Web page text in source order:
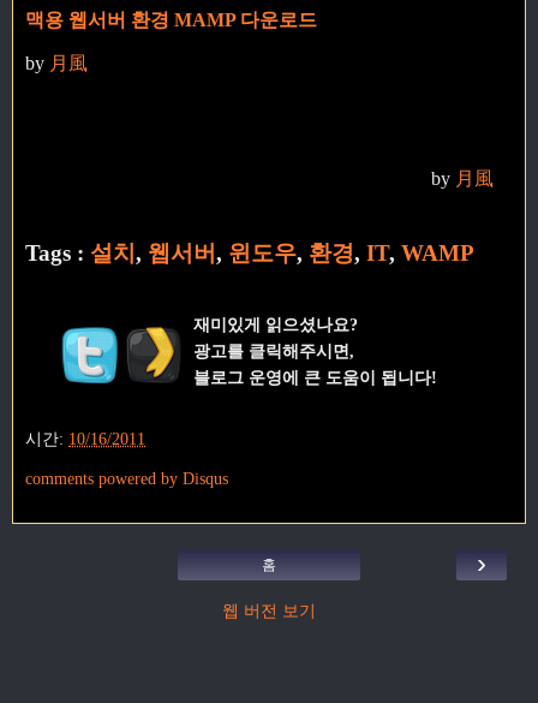
맥용 웹서버 환경 MAMP 다운로드
by 月風
by 月風
Tags : 설치 , 웹서버, 윈도우, 환경, IT, WAMP
재미있게 읽으셨나요?
광고를 클릭해주시면,
블로그 운영에 큰 도움이 됩니다!
시간: 10/16/2011
comments powered by Disqus
›
홈
웹 버전 보기